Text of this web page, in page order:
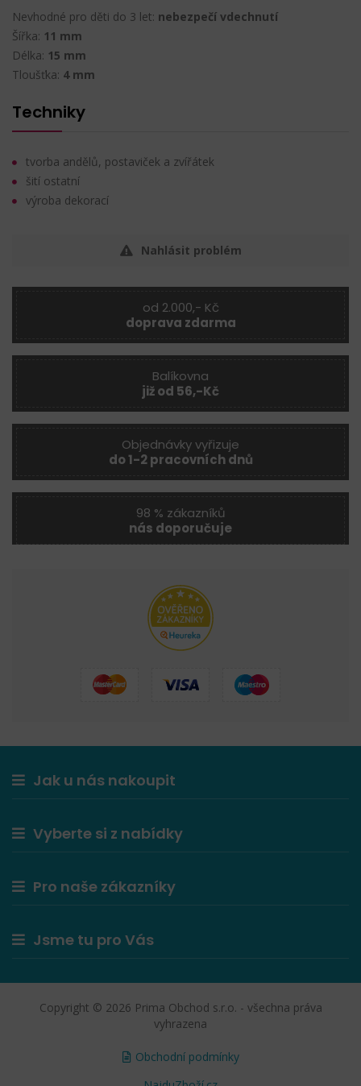
Nevhodné pro děti do 3 let: nebezpečí vdechnutí
Šířka: 11 mm
Délka: 15 mm
Tloušťka: 4 mm
Techniky
tvorba andělů, postaviček a zvířátek
šití ostatní
výroba dekorací
Nahlásit problém
od 2.000,- Kč
doprava zdarma
Balíkovna
již od 56,-Kč
Objednávky vyřizuje
do 1-2 pracovních dnů
98 % zákazníků
nás doporučuje
Jak u nás nakoupit
Vyberte si z nabídky
Pro naše zákazníky
Jsme tu pro Vás
Copyright © 2026 Prima Obchod s.r.o. - všechna práva
vyhrazena
Obchodní podmínky